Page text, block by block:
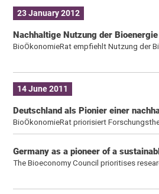
23 January 2012
Nachhaltige Nutzung der Bioenergie
BioÖkonomieRat empfiehlt Nutzung der
14 June 2011
Deutschland als Pionier einer
BioÖkonomieRat priorisiert
Germany as a pioneer of a
The Bioeconomy Council prioritises